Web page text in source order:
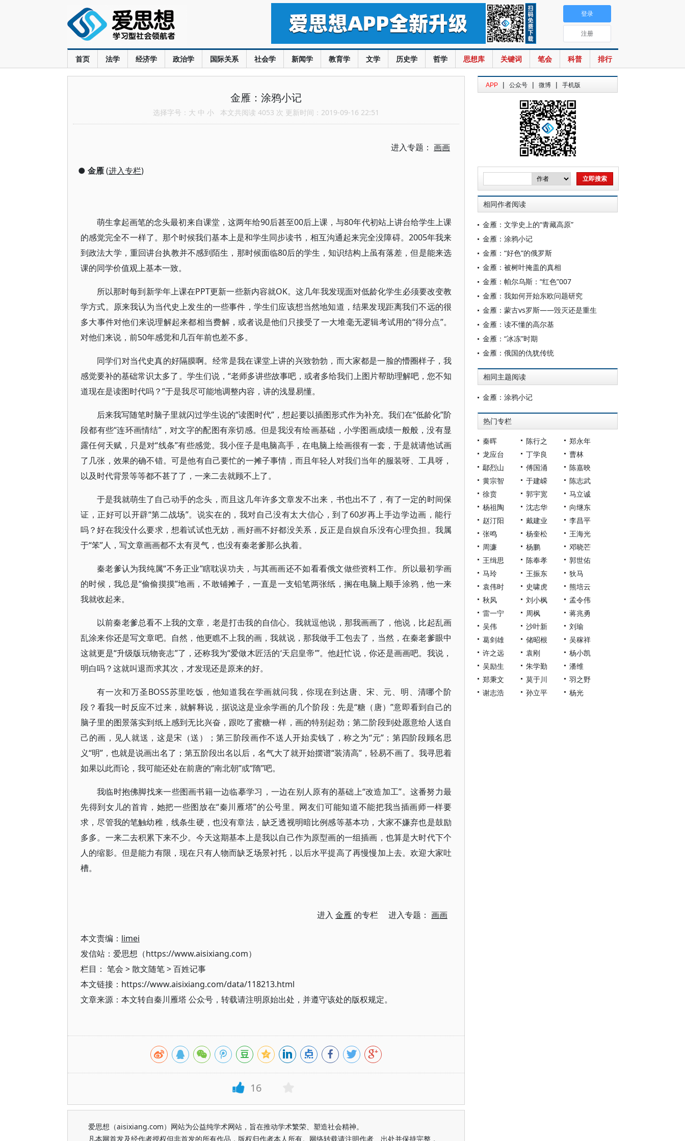
首页 法学 经济学 政治学 国际关系 社会学 新闻学 教育学 文学 历史学 哲学 思想库 关键词 笔会 科普 排行
登录
注册
金雁：涂鸦小记
选择字号： 大 中 小 本文共阅读 4053 次 更新时间：2019-09-16 22:51
进入专题： 画画
● 金雁(进入专栏)
萌生拿起画笔的念头最初来自课堂，这两年给90后甚至00后上课，与80年代初站上讲台给学生上课
的感觉完全不一样了。那个时候我们基本上是和学生同步读书，相互沟通起来完全没障碍。2005年我来
到政法大学，重回讲台执教并不感到陌生，那时候面临80后的学生，知识结构上虽有落差，但是能来选
课的同学价值观上基本一致。
所以那时每到新学年上课在PPT更新一些新内容就OK。这几年我发现面对低龄化学生必须要改变教
学方式。原来我认为当代史上发生的一些事件，学生们应该想当然地知道，结果发现距离我们不远的很
多大事件对他们来说理解起来都相当费解，或者说是他们只接受了一大堆毫无逻辑考试用的“得分点”。
对他们来说，前50年感觉和几百年前也差不多。
同学们对当代史真的好隔膜啊。经常是我在课堂上讲的兴致勃勃，而大家都是一脸的懵圈样子，我
感觉要补的基础常识太多了。学生们说，“老师多讲些故事吧，或者多给我们上图片帮助理解吧，您不知
道现在是读图时代吗？”于是我尽可能地调整内容，讲的浅显易懂。
后来我写随笔时脑子里就闪过学生说的“读图时代”，想起要以插图形式作为补充。我们在“低龄化”阶
段都有些“连环画情结”，对文字的配图有亲切感。但是我没有绘画基础，小学图画成绩一般般，没有显
露任何天赋，只是对“线条”有些感觉。我小侄子是电脑高手，在电脑上绘画很有一套，于是就请他试画
了几张，效果的确不错。可是他有自己要忙的一摊子事情，而且年轻人对我们当年的服装呀、工具呀，
以及时代背景等等都不甚了了，一来二去就顾不上了。
于是我就萌生了自己动手的念头，而且这几年许多文章发不出来，书也出不了，有了一定的时间保
证，正好可以开辟“第二战场”。说实在的，我对自己没有太大信心，到了60岁再上手边学边画，能行
吗？好在我没什么要求，想着试试也无妨，画好画不好都没关系，反正是自娱自乐没有心理负担。我属
于“笨”人，写文章画画都不太有灵气，也没有秦老爹那么执着。
秦老爹认为我纯属“不务正业”瞎耽误功夫，与其画画还不如看看俄文做些资料工作。所以最初学画
的时候，我总是“偷偷摸摸”地画，不敢铺摊子，一直是一支铅笔两张纸，搁在电脑上顺手涂鸦，他一来
我就收起来。
以前秦老爹总看不上我的文章，老是打击我的自信心。我就逗他说，那我画画了，他说，比起乱画
乱涂来你还是写文章吧。自然，他更瞧不上我的画，我就说，那我做手工包去了，当然，在秦老爹眼中
这就更是“升级版玩物丧志”了，还称我为“爱做木匠活的‘天启皇帝’”。他赶忙说，你还是画画吧。我说，
明白吗？这就叫退而求其次，才发现还是原来的好。
有一次和万圣BOSS苏里吃饭，他知道我在学画就问我，你现在到达唐、宋、元、明、清哪个阶
段？看我一时反应不过来，就解释说，据说这是业余学画的几个阶段：先是“糖（唐）”意即看到自己的
脑子里的图景落实到纸上感到无比兴奋，跟吃了蜜糖一样，画的特别起劲；第二阶段到处愿意给人送自
己的画，见人就送，这是宋（送）；第三阶段画作不送人开始卖钱了，称之为“元”；第四阶段顾名思
义“明”，也就是说画出名了；第五阶段出名以后，名气大了就开始摆谱“装清高”，轻易不画了。我寻思着
如果以此而论，我可能还处在前唐的“南北朝”或“隋”吧。
我临时抱佛脚找来一些图画书籍一边临摹学习，一边在别人原有的基础上“改造加工”。这番努力最
先得到女儿的首肯，她把一些图放在“秦川雁塔”的公号里。网友们可能知道不能把我当插画师一样要
求，尽管我的笔触幼稚，线条生硬，也没有章法，缺乏透视明暗比例感等基本功，大家不嫌弃也是鼓励
多多。一来二去积累下来不少。今天这期基本上是我以自己作为原型画的一组插画，也算是大时代下个
人的缩影。但是能力有限，现在只有人物而缺乏场景衬托，以后水平提高了再慢慢加上去。欢迎大家吐
槽。
进入 金雁 的专栏 进入专题： 画画
本文责编： limei
发信站：爱思想（https://www.aisixiang.com）
栏目： 笔会 >散文随笔>百姓记事
本文链接：https://www.aisixiang.com/data/118213.html
文章来源：本文转自秦川雁塔 公众号，转载请注明原始出处，并遵守该处的版权规定。
16
爱思想（aisixiang.com）网站为公益纯学术网站，旨在推动学术繁荣、塑造社会精神。
凡本网首发及经作者授权但非首发的所有作品，版权归作者本人所有。网络转载请注明作者、出处并保持完整，
APP | 公众号 | 微博 | 手机版
相同作者阅读
金雁：文学史上的“青藏高原”
金雁：涂鸦小记
金雁：“好色”的俄罗斯
金雁：被树叶掩盖的真相
金雁：帕尔乌斯：“红色”007
金雁：我如何开始东欧问题研究
金雁：蒙古vs罗斯——毁灭还是重生
金雁：读不懂的高尔基
金雁：“冰冻”时期
金雁：俄国的仇犹传统
相同主题阅读
金雁：涂鸦小记
热门专栏
秦晖 陈行之
郑永年
龙应台
丁学良
曹林
鄢烈山
傅国涌
陈嘉映
黄宗智
于建嵘
陈志武
徐贲
郭宇宽
马立诚
杨祖陶
沈志华
向继东
赵汀阳
戴建业
李昌平
张鸣
杨奎松
王海光
周濂
杨鹏
邓晓芒
王缉思
陈奉孝
郭世佑
马玲
王振东
狄马
袁伟时
史啸虎
熊培云
秋风
刘小枫
孟令伟
雷一宁
周枫
蒋兆勇
吴伟
沙叶新
刘瑜
葛剑雄
储昭根
吴稼祥
许之远
袁刚
杨小凯
吴励生
朱学勤
潘维
郑秉文
莫于川
羽之野
谢志浩
孙立平 杨光